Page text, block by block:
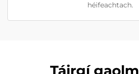
héifeachtach.
Táirgí